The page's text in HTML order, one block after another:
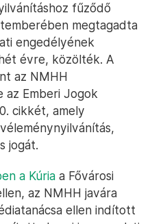
fűződő
megtagadta
engedélyének
évre, közölték. A
az NMHH
az Emberi Jogok
cikkét, amely
jogát.
a Kúria a Fővárosi
az NMHH javára
ellen indított